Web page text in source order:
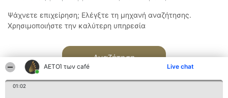
ΑΕΤΟΊ των café Live chat
01:02
Ψάχνετε επιχείρηση; Ελέγξτε τη μηχανή αναζήτησης.
Χρησιμοποιήστε την καλύτερη υπηρεσία
Αναζήτηση